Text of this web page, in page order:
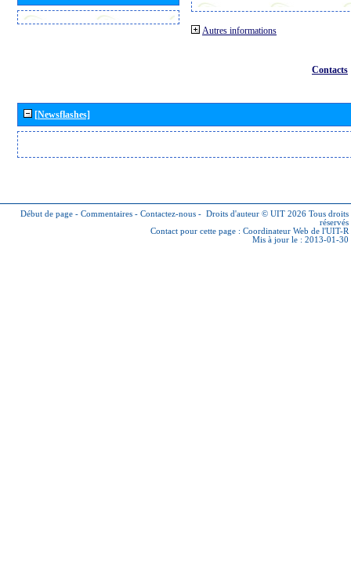
Autres informations
Contacts
[Newsflashes]
Début de page - Commentaires - Contactez-nous - Droits d'auteur © UIT 2026 Tous droits
réservés
Contact pour cette page : Coordinateur Web de l'UIT-R
Mis à jour le : 2013-01-30